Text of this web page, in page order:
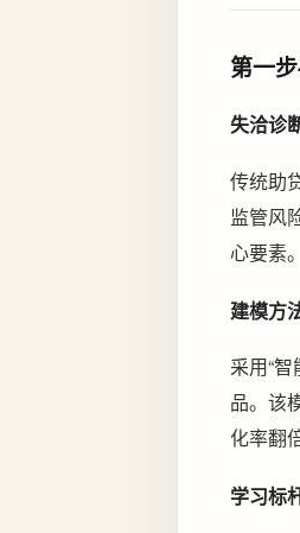
第一
失洽诊
传统助
监管风
心要素。
建模方
采用“
品。该
化率翻
学习标